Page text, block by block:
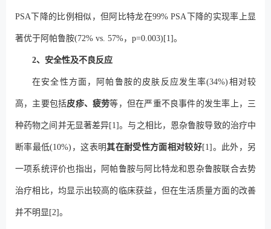
PSA下降的比例相似，但阿比特龙在99% PSA下降的实现率上显
著优于阿帕鲁胺(72% vs. 57%，p=0.003)[1]。
2、安全性及不良反应
在安全性方面，阿帕鲁胺的皮肤反应发生率(34%)相对较
高，主要包括皮疹、疲劳等，但在严重不良事件的发生率上，三
种药物之间并无显著差异[1]。与之相比，恩杂鲁胺导致的治疗中
断率最低(10%)，这表明其在耐受性方面相对较好[1]。此外，另
一项系统评价也指出，阿帕鲁胺与阿比特龙和恩杂鲁胺联合去势
治疗相比，均显示出较高的临床获益，但在生活质量方面的改善
并不明显[2]。